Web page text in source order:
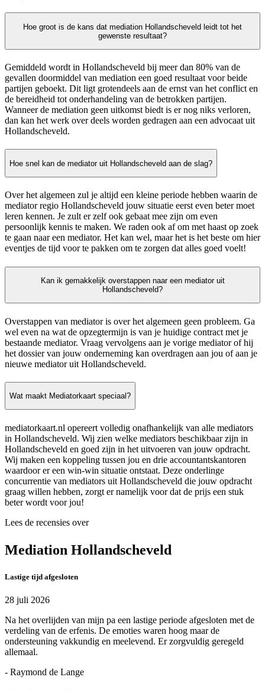
Hoe groot is de kans dat mediation Hollandscheveld leidt tot het
gewenste resultaat?
Gemiddeld wordt in Hollandscheveld bij meer dan 80% van de
gevallen doormiddel van mediation een goed resultaat voor beide
partijen geboekt. Dit ligt grotendeels aan de ernst van het conflict en
de bereidheid tot onderhandeling van de betrokken partijen.
Wanneer de mediation geen uitkomst biedt is er nog niks verloren,
dan kan het werk over deels worden gedragen aan een advocaat uit
Hollandscheveld.
Hoe snel kan de mediator uit Hollandscheveld aan de slag?
Over het algemeen zul je altijd een kleine periode hebben waarin de
mediator regio Hollandscheveld jouw situatie eerst even beter moet
leren kennen. Je zult er zelf ook gebaat mee zijn om even
persoonlijk kennis te maken. We raden ook af om met haast op zoek
te gaan naar een mediator. Het kan wel, maar het is het beste om hier
eventjes de tijd voor te pakken om te zorgen dat alles goed voelt!
Kan ik gemakkelijk overstappen naar een mediator uit
Hollandscheveld?
Overstappen van mediator is over het algemeen geen probleem. Ga
wel even na wat de opzegtermijn is van je huidige contract met je
bestaande mediator. Vraag vervolgens aan je vorige mediator of hij
het dossier van jouw onderneming kan overdragen aan jou of aan je
nieuwe mediator uit Hollandscheveld.
Wat maakt Mediatorkaart speciaal?
mediatorkaart.nl opereert volledig onafhankelijk van alle mediators
in Hollandscheveld. Wij zien welke mediators beschikbaar zijn in
Hollandscheveld en goed zijn in het uitvoeren van jouw opdracht.
Wij maken een koppeling tussen jou en drie accountantskantoren
waardoor er een win-win situatie ontstaat. Deze onderlinge
concurrentie van mediators uit Hollandscheveld die jouw opdracht
graag willen hebben, zorgt er namelijk voor dat de prijs een stuk
beter wordt voor jou!
Lees de recensies over
Mediation Hollandscheveld
Lastige tijd afgesloten
28 juli 2026
Na het overlijden van mijn pa een lastige periode afgesloten met de
verdeling van de erfenis. De emoties waren hoog maar de
ondersteuning vakkundig en meelevend. Er zorgvuldig geregeld
allemaal.
- Raymond de Lange